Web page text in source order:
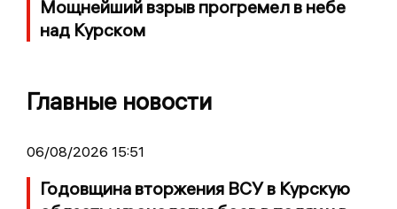
Мощнейший взрыв прогремел в небе
над Курском
Главные новости
06/08/2026 15:51
Годовщина вторжения ВСУ в Курскую